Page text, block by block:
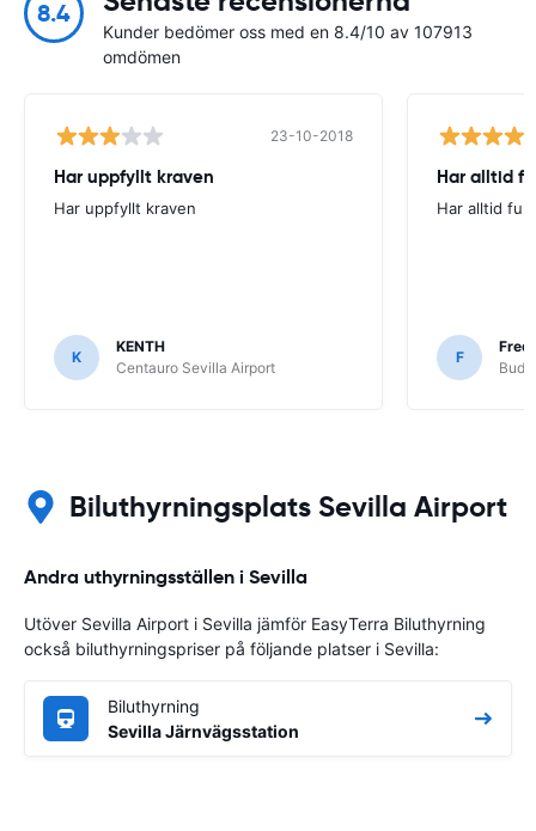
8.4
Kunder bedömer oss med en 8.4/10 av 107913
omdömen
23-10-2018
Har uppfyllt kraven
Har uppfyllt kraven
K
KENTH
Centauro Sevilla Airport
Har alltid
Har alltid
F
Biluthyrningsplats Sevilla Airport
Andra uthyrningsställen i Sevilla
Utöver Sevilla Airport i Sevilla jämför EasyTerra Biluthyrning
också biluthyrningspriser på följande platser i Sevilla:
Biluthyrning
Sevilla Järnvägsstation